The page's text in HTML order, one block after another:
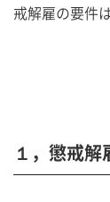
戒解雇の要件
１，懲戒解